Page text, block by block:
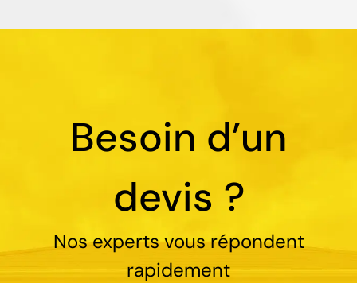
Besoin d’un
devis ?
Nos experts vous répondent
rapidement